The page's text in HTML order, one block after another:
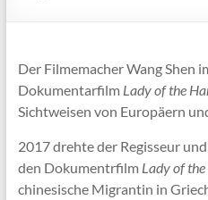
Der Filmemacher Wang Shen
Dokumentarfilm Lady of the
Sichtweisen von Europäern
2017 drehte der Regisseur
den Dokumentrfilm Lady of
chinesische Migrantin in